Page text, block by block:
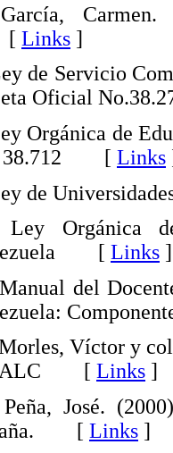
Carmen.
Links ]
de Servicio
Oficial
Orgánica de
38.712 [ Links
de
Ley Orgánica
[ Links ]
del
Víctor y
[ Links ]
José.
[ Links ]